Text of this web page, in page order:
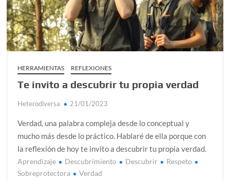
HERRAMIENTAS REFLEXIONES
Te invito a descubrir tu propia verdad
Heterodiversa 21/01/2023
Verdad, una palabra compleja desde lo conceptual y
mucho más desde lo práctico. Hablaré de ella porque con
la reflexión de hoy te invito a descubrir tu propia verdad.
Aprendizaje Descubrimiento Descubrir
Respeto
Sobreprotectora
Verdad